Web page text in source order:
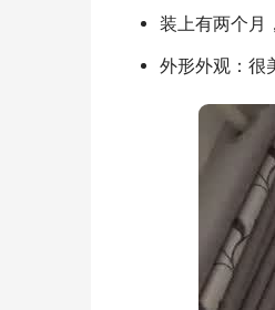
装上有两个月
外形外观：很